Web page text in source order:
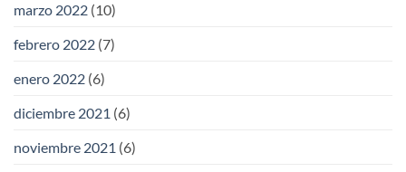
marzo 2022 (10)
febrero 2022 (7)
enero 2022 (6)
diciembre 2021 (6)
noviembre 2021 (6)